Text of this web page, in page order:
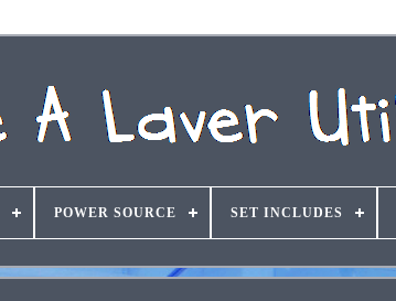
POWER SOURCE SET INCLUDES